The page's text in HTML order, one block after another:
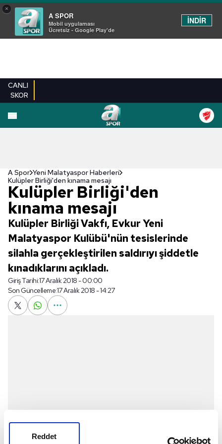
Reddet
×
A SPOR
Mobil uygulaması
Ücretsiz - Google Play'de
İNDİR
CANLI
SKOR
A Spor Yeni Malatyaspor Haberleri
Kulüpler Birliği'den kınama mesajı
Kulüpler Birliği'den
kınama mesajı
Kulüpler Birliği Vakfı, Evkur Yeni
Malatyaspor Kulübü'nün tesislerinde
silahla gerçekleştirilen saldırıyı şiddetle
kınadıklarını açıkladı.
Giriş Tarihi:17 Aralık 2018 - 00:00
Son Güncelleme:17 Aralık 2018 - 14:27